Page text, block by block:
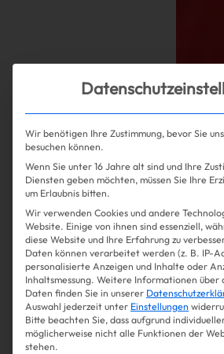
Wir benötigen Ihre Zustimmung, bevor Sie
besuchen können.
Wenn Sie unter 16 Jahre alt sind und Ihre
Diensten geben möchten, müssen Sie Ihre
um Erlaubnis bitten.
Wir verwenden Cookies und andere
Website. Einige von ihnen sind essenziell,
diese Website und Ihre Erfahrung zu
Daten können verarbeitet werden (z. B. IP-
personalisierte Anzeigen und Inhalte oder
Inhaltsmessung. Weitere Informationen über
Daten finden Sie in unserer
Auswahl jederzeit unter Einstellungen
Bitte beachten Sie, dass aufgrund
möglicherweise nicht alle Funktionen der
stehen.